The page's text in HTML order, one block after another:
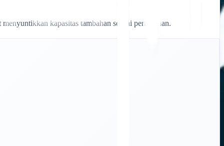
kapasitas tambahan sesuai permintaan.